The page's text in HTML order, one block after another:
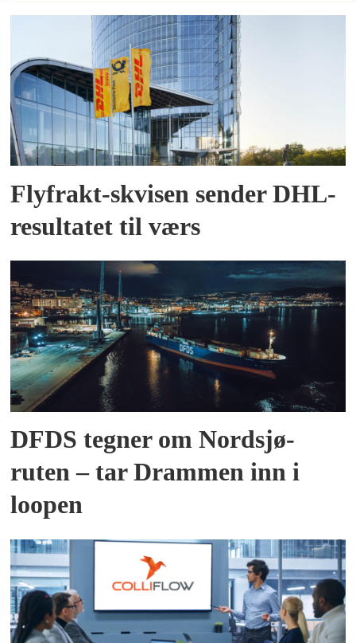
Flyfrakt-skvisen sender DHL-
resultatet til værs
DFDS tegner om Nordsjø-
ruten – tar Drammen inn i
loopen